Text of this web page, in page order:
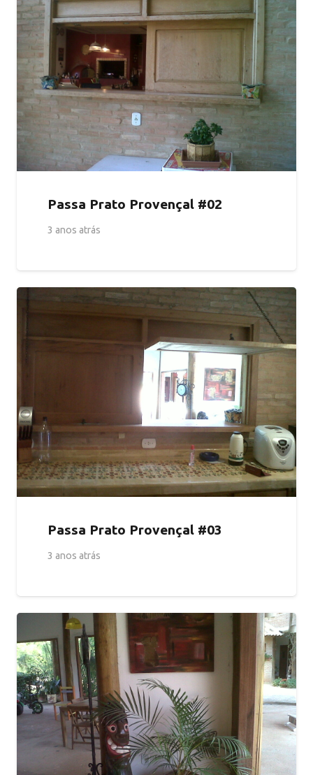
Passa Prato Provençal #02
3 anos atrás
Passa Prato Provençal #03
3 anos atrás